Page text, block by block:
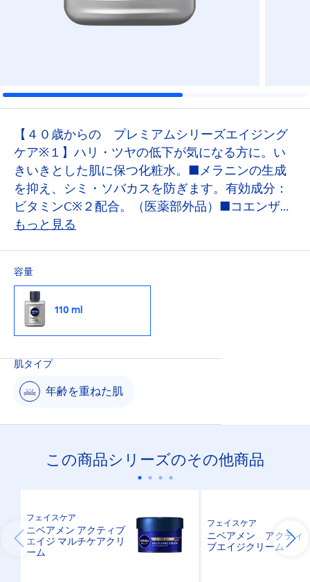
【４０歳からの プレミアムシリーズエイジング
ケア※１】ハリ・ツヤの低下が気になる方に。い
きいきとした肌に保つ化粧水。■メラニンの生成
を抑え、シミ・ソバカスを防ぎます。有効成分：
ビタミンC※２配合。（医薬部外品）■コエンザイ
ムＱ１０※３・ヒアルロン酸・アルギニン・グリ
ルビン酸 ２-グルコシド ※３ユビデカレノン
もっと見る
容量
110 ml
肌タイプ
年齢を重ねた肌
この商品シリーズのその他商品
フェイスケア
ニベアメン アクティブ
エイジ マルチケアクリ
ーム
フェイスケア
ニベアメン アクティ
ブエイジクリーム